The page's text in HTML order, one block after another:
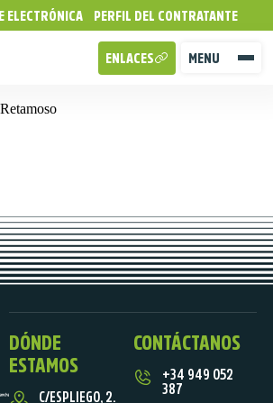
ELECTRÓNICA PERFIL DEL CONTRATANTE
MENU
ENLACES
Retamoso
DÓNDE
ESTAMOS
C/ESPLIEGO, 2.
CONTÁCTANOS
+34 949 052
387